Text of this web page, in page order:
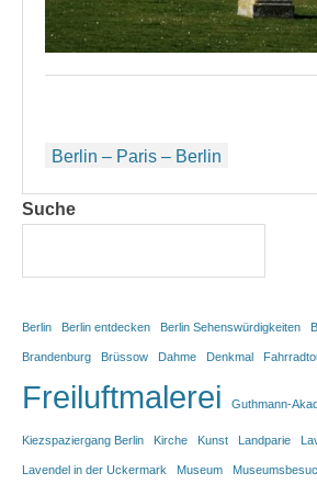
Beitragsnavigation
Berlin – Paris – Berlin
Suche
Berlin Berlin entdecken Berlin Sehenswürdigkeiten
Brandenburg Brüssow Dahme Denkmal
Freiluftmalerei Guthmann-
Kiezspaziergang Berlin Kirche Kunst Landparie
Lavendel in der Uckermark Museum